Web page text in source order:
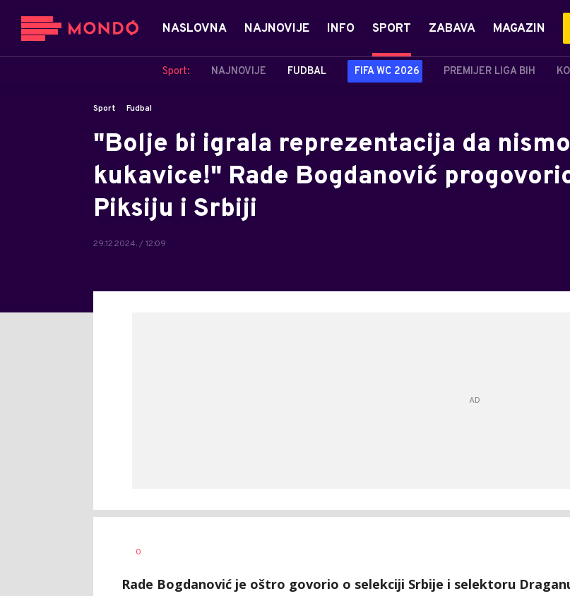
NASLOVNA NAJNOVIJE INFO SPORT
Sport: NAJNOVIJE FUDBAL FIFA WC 2026 PREMIJER LIGA BIH
ZABAVA MAGAZIN
Sport Fudbal
"Bolje bi igrala reprezentacija da nismo
kukavice!" Rade Bogdanović
Piksiju i Srbiji
29.12.2024. / 12:09
0
Rade Bogdanović je oštro govorio o selekciji Srbije i selektoru